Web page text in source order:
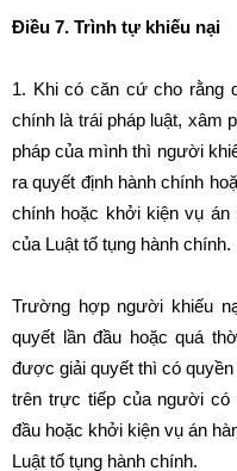
Điều 7. Trình tự khiếu nại
1. Khi có căn cứ cho rằng
chính là trái pháp luật, xâm
pháp của mình thì người
ra quyết định hành chính
chính hoặc khởi kiện vụ án
của Luật tố tụng hành chính.
Trường hợp người khiếu
quyết lần đầu hoặc quá
được giải quyết thì có
trên trực tiếp của người có
đầu hoặc khởi kiện vụ án
Luật tố tụng hành chính.